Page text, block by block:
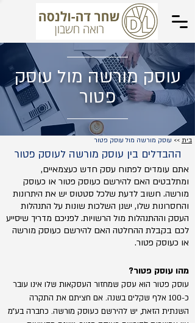
עוסק מורשה מול עוסק
פטור
בית >> עוסק מורשה מול עוסק פטור
ההבדלים בין עוסק מורשה לעוסק פטור
אתם עומדים לפתוח עסק חדש כעצמאיים,
ומתלבטים האם להירשם כעוסק פטור או כעוסק
מורשה. חשוב לדעת שלכל סטטוס יש את היתרונות
והחסרונות שלו, ישנן השלכות שונות על התנהלות
העסק וההתנהלות מול הרשויות. לפניכם מדריך שיסייע
לכם בקבלת ההחלטה האם להירשם כעוסק מורשה
או כעוסק פטור.
מהו עוסק פטור?
עוסק פטור הוא עסק שמחזור העסקאות שלו אינו עובר
כ-100 אלף שקלים בשנה. אם חציתם את התקרה
השנתית הזאת, יש להירשם כעוסק מורשה. כחברה בע״מ